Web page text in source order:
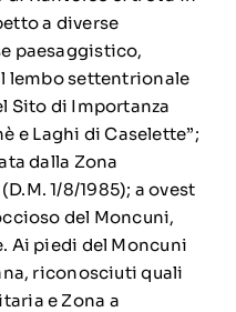
a diverse
paesaggistico,
lembo settentrionale
Sito di Importanza
e Laghi di Caselette”;
dalla Zona
1/8/1985); a ovest
del Moncuni,
Ai piedi del Moncuni
riconosciuti quali
e Zona a